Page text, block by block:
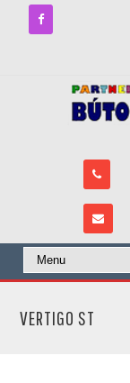
VERTIGO ST